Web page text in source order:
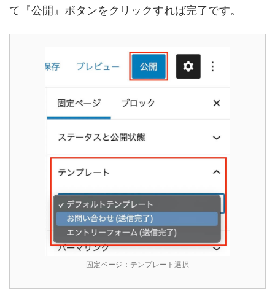
て『公開』ボタンをクリックすれば完了です。
固定ページ：テンプレート選択